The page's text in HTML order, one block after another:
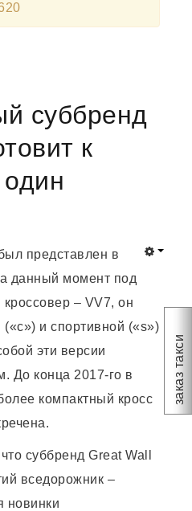
заказ такси
суббренд
к
представлен в
данный момент под
– VV7, он
(«с») и спортивной («s»)
эти версии
До конца 2017-го в
компактный кросс
суббренд Great Wall
вседорожник –
новинки